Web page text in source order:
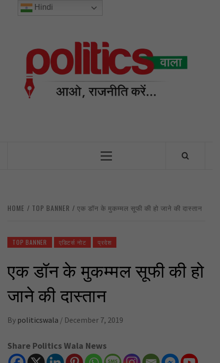
Primary
HOME TOP BANNER एक डॉन के मुकम्मल सूफी की हो जाने की दास्तान
TOP BANNER एडिटर्स नोट प्रदेश
एक डॉन के मुकम्मल सूफी की हो
जाने की दास्तान
By politicswala / December 7, 2019
Share Politics Wala News
Hindi